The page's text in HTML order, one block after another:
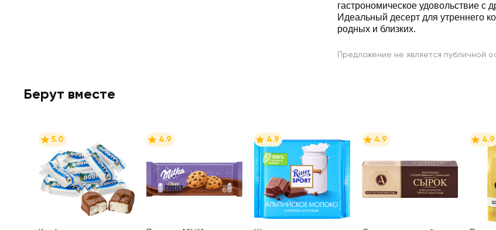
гастрономическое удовольствие с
Идеальный десерт для утреннего
родных и близких.
Предложение не является публичной
Берут вместе
5.0 4.9 4.9 4.9 4.9